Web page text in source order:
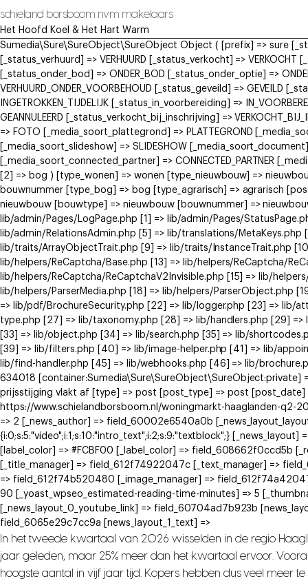
schieland borsboom nvm makelaars
Het Hoofd Koel & Het Hart Warm
Sumedia\Sure\SureObject\SureObject Object ( [prefix] => sure
[_status_verhuurd] => VERHUURD [_status_verkocht] =>
[_status_onder_bod] => ONDER_BOD [_status_onder_optie] =>
VERHUURD_ONDER_VOORBEHOUD [_status_geveild] => GEVEILD
INGETROKKEN_TIJDELIJK [_status_in_voorbereiding] =>
GEANNULEERD [_status_verkocht_bij_inschrijving] =>
=> FOTO [_media_soort_plattegrond] => PLATTEGROND
[_media_soort_slideshow] => SLIDESHOW
[_media_soort_connected_partner] => CONNECTED_PARTNER
[2] => bog ) [type_wonen] => wonen [type_nieuwbouw] =>
bouwnummer [type_bog] => bog [type_agrarisch] => agrarisch
nieuwbouw [bouwtype] => nieuwbouw [bouwnummer] =>
lib/admin/Pages/LogPage.php [1] => lib/admin/Pages/
lib/admin/RelationsAdmin.php [5] => lib/translations/
lib/traits/ArrayObjectTrait.php [9] => lib/traits/InstanceTrait.php
lib/helpers/ReCaptcha/Base.php [13] => lib/helpers/ReCaptcha/
lib/helpers/ReCaptcha/ReCaptchaV2Invisible.php [15] => lib/
lib/helpers/ParserMedia.php [18] => lib/helpers/ParserObject.php
=> lib/pdf/BrochureSecurity.php [22] => lib/logger.php [23] => lib/
type.php [27] => lib/taxonomy.php [28] => lib/handlers.php [29]
[33] => lib/object.php [34] => lib/search.php [35] => lib/
[39] => lib/filters.php [40] => lib/image-helper.php [41] => lib/
lib/find-handler.php [45] => lib/webhooks.php [46] => lib/
634018 [container:Sumedia\Sure\SureObject\SureObject:private]
prijsstijging vlakt af [type] => post [post_type] => post [post_date]
https://www.schielandborsboom.nl/woningmarkt-haaglanden-q2-
=> 2 [_news_author] => field_60002e6540a0b
{i:0;s:5:"video";i:1;s:10:"intro_text";i:2;s:9:"textblock";}
[label_color] => #FCBF00 [_label_color] => field_608662f0ccd5b
[_title_manager] => field_612f74922047c [_text_manager] =>
=> field_612f74b520480 [_image_manager] =>
90 [_yoast_wpseo_estimated-reading-time-minutes] => 5
[_news_layout_0_youtube_link] => field_60704ad7b923b
field_6065e29c7cc9a [news_layout_1_text] =>
In het tweede kwartaal van 2026 wisselden in de regio
jaar geleden, maar 25% meer dan het kwartaal ervoor.
hoogste aantal in vijf jaar tijd. Kopers hebben dus veel meer